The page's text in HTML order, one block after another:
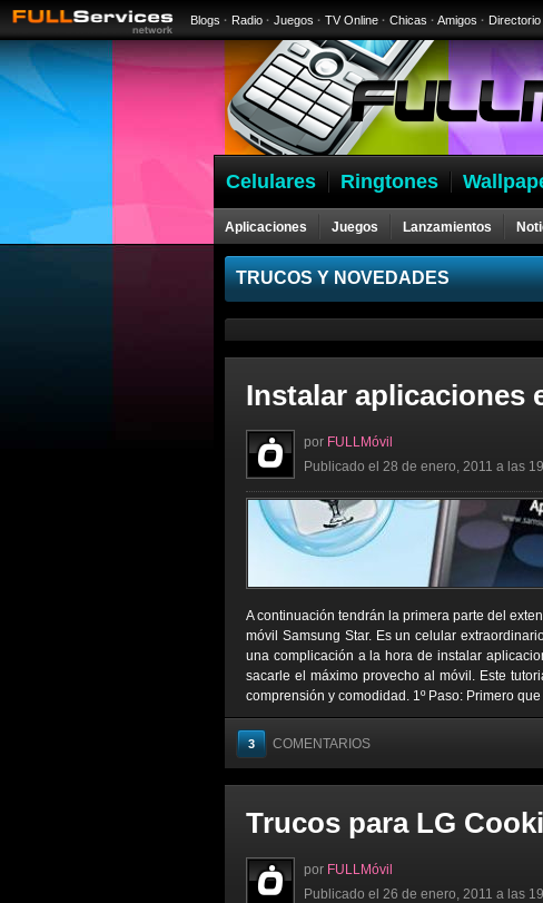
Blogs · Radio · Juegos · TV Online · Chicas · Amigos · Directorio
Celulares Ringtones
Aplicaciones Juegos Lanzamientos
Celulares
TRUCOS Y NOVEDADES
Instalar aplicaciones
por FULLMóvil
Publicado el 28 de enero, 2011 a las
A continuación tendrán la primera parte del
móvil Samsung Star. Es un celular
una complicación a la hora de instalar
sacarle el máximo provecho al móvil. Este
comprensión y comodidad. 1º Paso: Primero
3 COMENTARIOS
Trucos para LG
por FULLMóvil
Publicado el 26 de enero, 2011 a las